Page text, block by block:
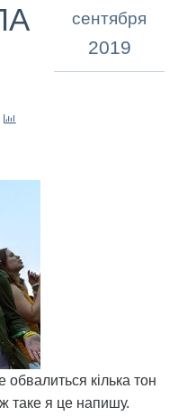
сентября
2019
кілька тон
таке я це напишу.